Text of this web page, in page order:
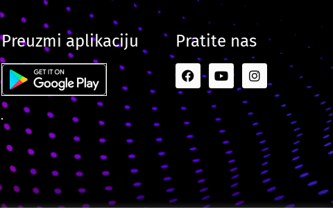
Preuzmi aplikaciju Pratite nas